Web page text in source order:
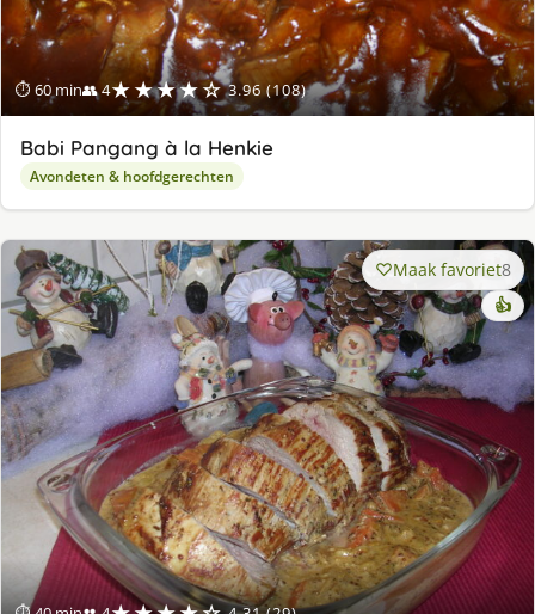
⏱ 60 min👥 4★★★★☆ 3.96 (108)
Babi Pangang à la Henkie
Avondeten & hoofdgerechten
Maak favoriet8
👍